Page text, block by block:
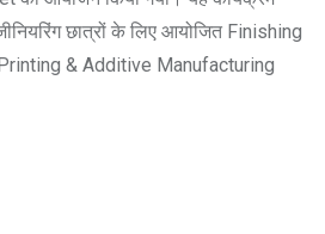
छात्रों के लिए आयोजित Finishing
& Additive Manufacturing